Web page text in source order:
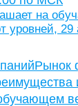
на
уровней, 29
Рынок